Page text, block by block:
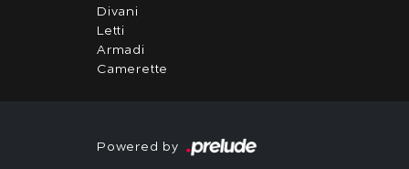
Divani
Letti
Armadi
Camerette
Powered by